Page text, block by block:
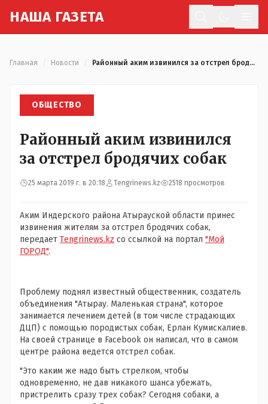
НАША ГАЗЕТА
Главная Новости Районный аким извинился за отстрел бродячих собак
ОБЩЕСТВО
Районный аким извинился
за отстрел бродячих собак
25 марта 2019 г. в 20:18 Tengrinews.kz 2518 просмотров
Аким Индерского района Атырауской области принес
извинения жителям за отстрел бродячих собак,
передает Тengrinews.kz со ссылкой на портал "Мой
ГОРОД".
Проблему поднял известный общественник, создатель
объединения "Атырау. Маленькая страна", которое
занимается лечением детей (в том числе страдающих
ДЦП) с помощью породистых собак, Ерлан Кумискалиев.
На своей странице в Facebook он написал, что в самом
центре района ведется отстрел собак.
"Это каким же надо быть стрелком, чтобы
одновременно, не дав никакого шанса убежать,
пристрелить сразу трех собак? Сегодня собаки, а